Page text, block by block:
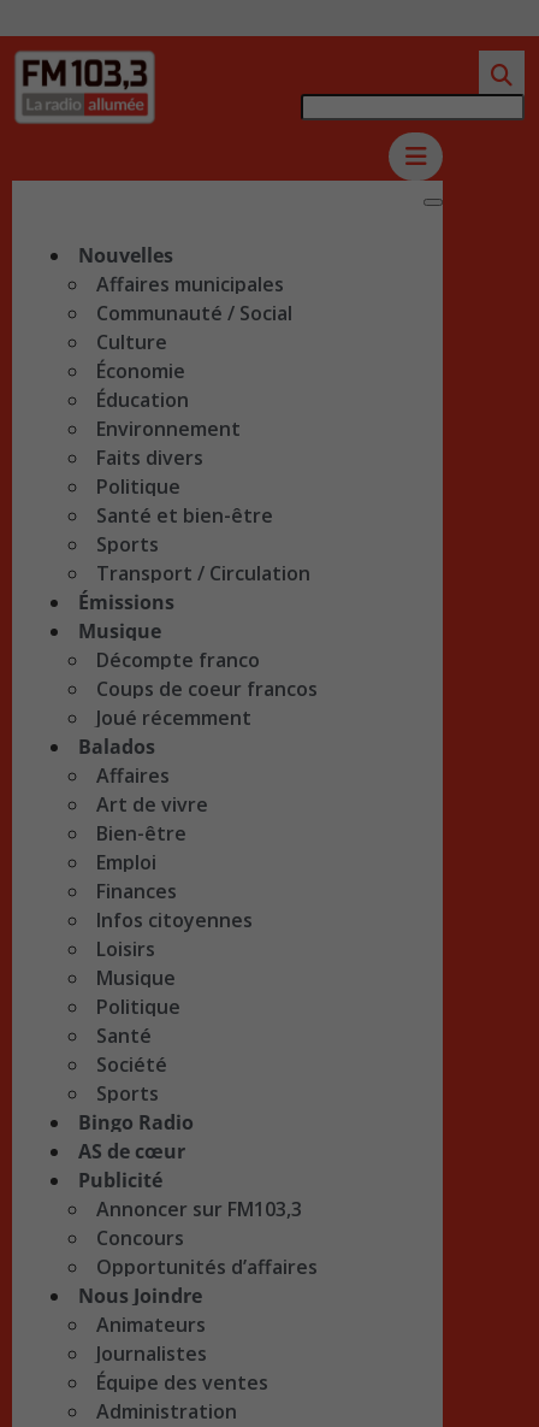
Nouvelles
Affaires municipales
Communauté / Social
Culture
Économie
Éducation
Environnement
Faits divers
Politique
Santé et bien-être
Sports
Transport / Circulation
Émissions
Musique
Décompte franco
Coups de coeur francos
Joué récemment
Balados
Affaires
Art de vivre
Bien-être
Emploi
Finances
Infos citoyennes
Loisirs
Musique
Politique
Santé
Société
Sports
Bingo Radio
AS de cœur
Publicité
Annoncer sur FM103,3
Concours
Opportunités d’affaires
Nous Joindre
Animateurs
Journalistes
Équipe des ventes
Administration